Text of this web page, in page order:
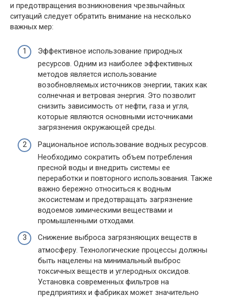
и предотвращения возникновения чрезвычайных
ситуаций следует обратить внимание на несколько
важных мер:
Эффективное использование природных
ресурсов. Одним из наиболее эффективных
методов является использование
возобновляемых источников энергии, таких как
солнечная и ветровая энергия. Это позволит
снизить зависимость от нефти, газа и угля,
которые являются основными источниками
загрязнения окружающей среды.
Рациональное использование водных ресурсов.
Необходимо сократить объем потребления
пресной воды и внедрить системы ее
переработки и повторного использования. Также
важно бережно относиться к водным
экосистемам и предотвращать загрязнение
водоемов химическими веществами и
промышленными отходами.
Снижение выброса загрязняющих веществ в
атмосферу. Технологические процессы должны
быть нацелены на минимальный выброс
токсичных веществ и углеродных оксидов.
Установка современных фильтров на
предприятиях и фабриках может значительно